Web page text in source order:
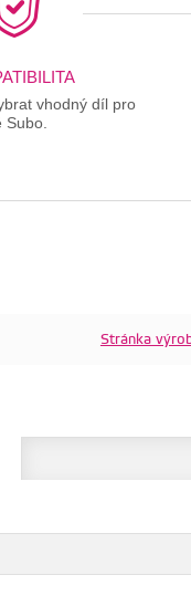
vhodný díl pro
Subo.
Stránka